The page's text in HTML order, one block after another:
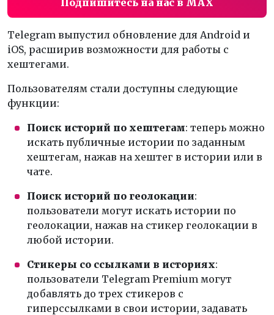
Подпишитесь на нас в MAX
Telegram выпустил обновление для Android и
iOS, расширив возможности для работы с
хештегами.
Пользователям стали доступны следующие
функции:
Поиск историй по хештегам: теперь можно
искать публичные истории по заданным
хештегам, нажав на хештег в истории или в
чате.
Поиск историй по геолокации:
пользователи могут искать истории по
геолокации, нажав на стикер геолокации в
любой истории.
Стикеры со ссылками в историях:
пользователи Telegram Premium могут
добавлять до трех стикеров с
гиперссылками в свои истории, задавать